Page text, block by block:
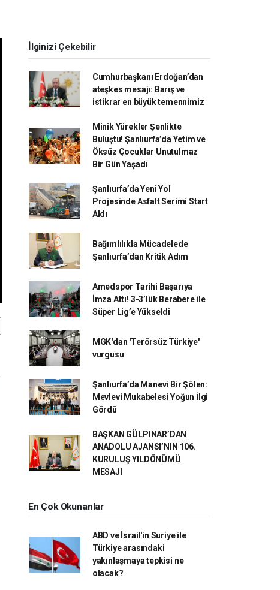
İlginizi Çekebilir
Cumhurbaşkanı Erdoğan’dan
ateşkes mesajı: Barış ve
istikrar en büyük temennimiz
Minik Yürekler Şenlikte
Buluştu! Şanlıurfa’da Yetim ve
Öksüz Çocuklar Unutulmaz
Bir Gün Yaşadı
Şanlıurfa’da Yeni Yol
Projesinde Asfalt Serimi Start
Aldı
Bağımlılıkla Mücadelede
Şanlıurfa’dan Kritik Adım
Amedspor Tarihi Başarıya
İmza Attı! 3-3’lük Berabere ile
Süper Lig’e Yükseldi
MGK'dan 'Terörsüz Türkiye'
vurgusu
Şanlıurfa’da Manevi Bir Şölen:
Mevlevi Mukabelesi Yoğun İlgi
Gördü
BAŞKAN GÜLPINAR’DAN
ANADOLU AJANSI’NIN 106.
KURULUŞ YILDÖNÜMÜ
MESAJI
En Çok Okunanlar
ABD ve İsrail'in Suriye ile
Türkiye arasındaki
yakınlaşmaya tepkisi ne
olacak?